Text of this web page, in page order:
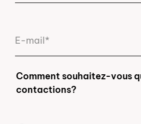
E-mail*
Comment souhaitez-vous
contactions?